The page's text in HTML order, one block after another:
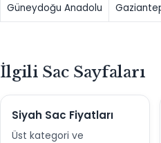
Güneydoğu Anadolu
İlgili Sac Sayfaları
Siyah Sac Fiyatları
Üst kategori ve